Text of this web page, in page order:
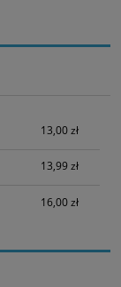
13,00 zł
13,99 zł
16,00 zł